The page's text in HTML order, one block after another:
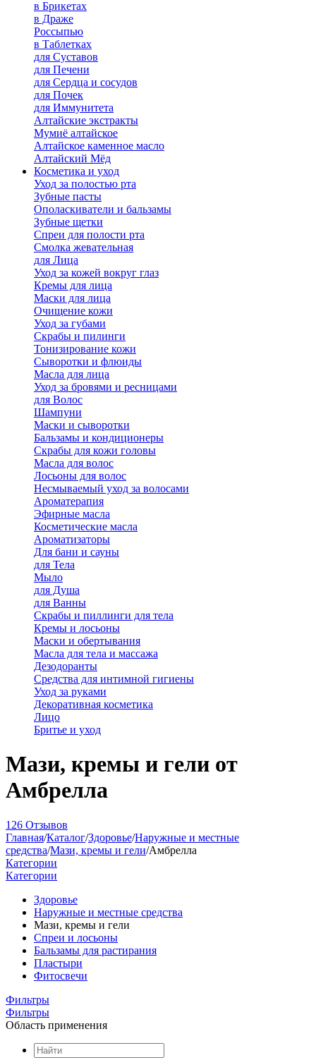
в Брикетах
в Драже
Россыпью
в Таблетках
для Cуставов
для Печени
для Сердца и сосудов
для Почек
для Иммунитета
Алтайские экстракты
Мумиё алтайское
Алтайское каменное масло
Алтайский Мёд
Косметика и уход
Уход за полостью рта
Зубные пасты
Ополаскиватели и бальзамы
Зубные щетки
Спреи для полости рта
Смолка жевательная
для Лица
Уход за кожей вокруг глаз
Кремы для лица
Маски для лица
Очищение кожи
Уход за губами
Скрабы и пилинги
Тонизирование кожи
Сыворотки и флюиды
Масла для лица
Уход за бровями и ресницами
для Волос
Шампуни
Маски и сыворотки
Бальзамы и кондиционеры
Скрабы для кожи головы
Масла для волос
Лосьоны для волос
Несмываемый уход за волосами
Ароматерапия
Эфирные масла
Косметические масла
Ароматизаторы
Для бани и сауны
для Тела
Мыло
для Душа
для Ванны
Скрабы и пиллинги для тела
Кремы и лосьоны
Маски и обертывания
Масла для тела и массажа
Дезодоранты
Средства для интимной гигиены
Уход за руками
Декоративная косметика
Лицо
Бритье и уход
Мази, кремы и гели от
Амбрелла
126 Отзывов
Главная/Каталог/Здоровье/Наружные и местные
средства/Мази, кремы и гели/Амбрелла
Категории
Категории
Здоровье
Наружные и местные средства
Мази, кремы и гели
Спреи и лосьоны
Бальзамы для растирания
Пластыри
Фитосвечи
Фильтры
Фильтры
Область применения